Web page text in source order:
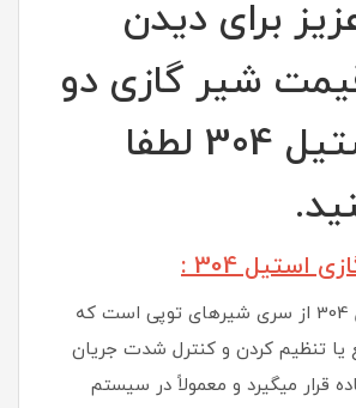
برای دیدن
شیر گازی دو
لطفا
استیل 304 :
شیر گازی استیل 304 از سری شیرهای توپی است که
یا تنظیم کردن و کنترل شدت جریان
قرار میگیرد و معمولاً در سیستم